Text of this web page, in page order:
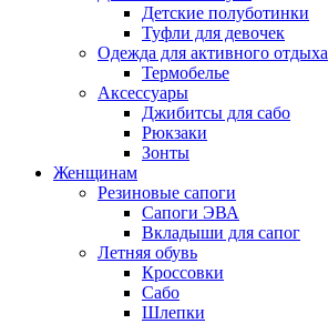
Детские полуботинки
Туфли для девочек
Одежда для активного отдыха
Термобелье
Аксессуары
Джибитсы для сабо
Рюкзаки
Зонты
Женщинам
Резиновые сапоги
Cапоги ЭВА
Вкладыши для сапог
Летняя обувь
Кроссовки
Сабо
Шлепки